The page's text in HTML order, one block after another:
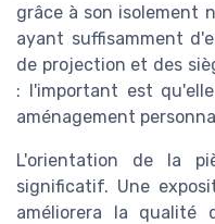
grâce à son isolement
ayant suffisamment
de projection et des
: l'important est
aménagement
L'orientation de la
significatif. Une
améliorera la qualité